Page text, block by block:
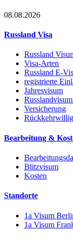
08.08.2026
Russland Visa
Russland
Visa-Arten
Russland E-
registrierte
Jahresvisum
Versicherung
Bearbeitung &
Blitzvisum
Kosten
Standorte
1a Visum
1a Visum